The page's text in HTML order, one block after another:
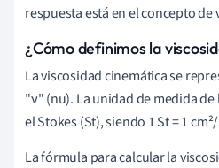
respuesta está en el concepto
¿Cómo definimos la
La viscosidad cinemática se
"ν" (nu). La unidad de medida
el Stokes (St), siendo 1 St = 1
La fórmula para calcular la